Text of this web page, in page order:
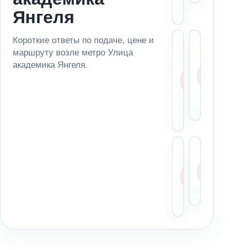
Янгеля
Короткие ответы по подаче, цене и
маршруту возле метро Улица
академика Янгеля.